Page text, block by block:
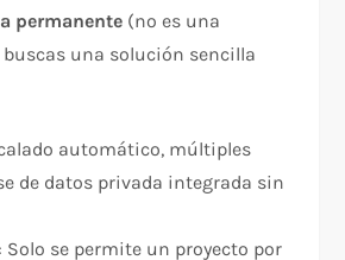
permanente (no es una
buscas una solución sencilla
automático, múltiples
de datos privada integrada sin
: Solo se permite un proyecto por